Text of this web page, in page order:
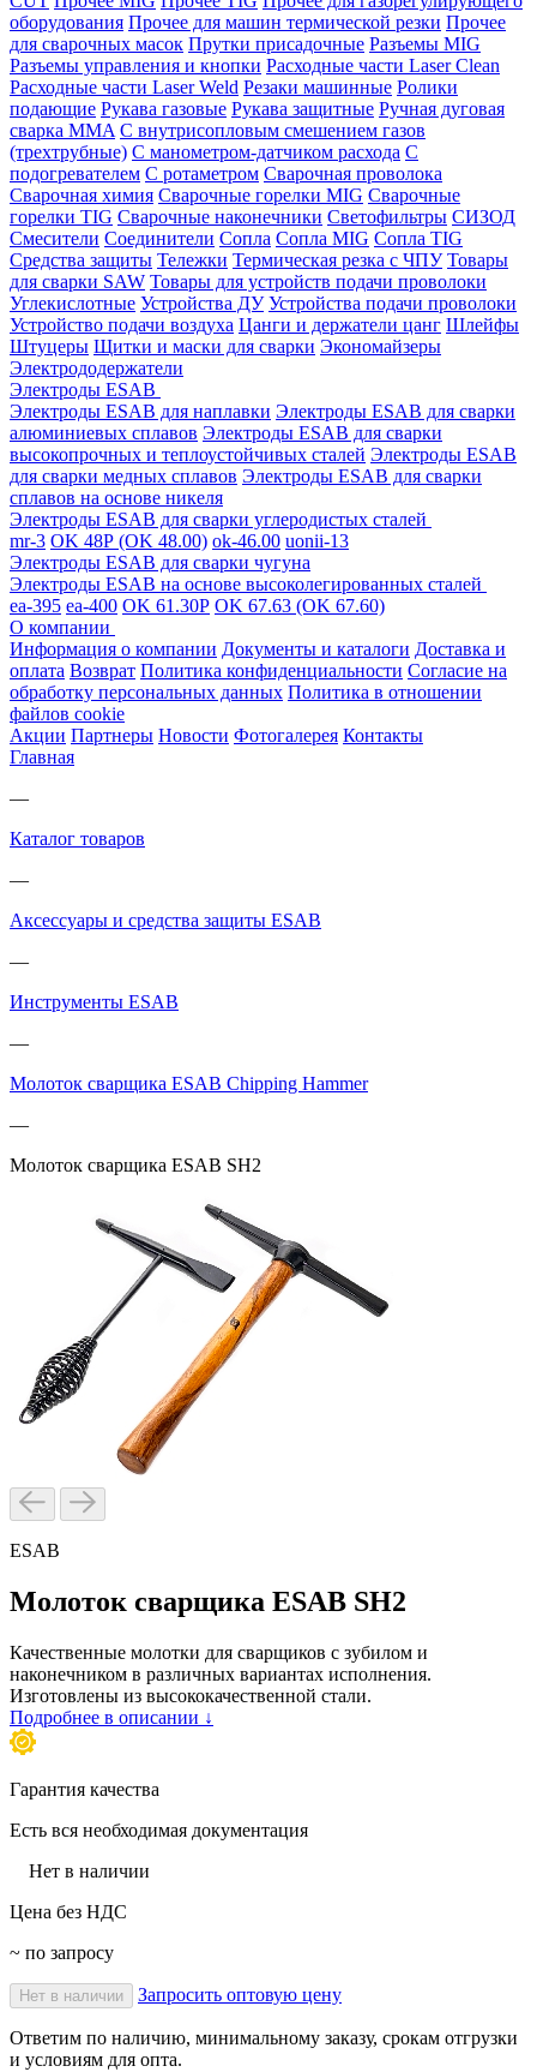
оборудования Прочее для машин термической резки Прочее
для сварочных масок Прутки присадочные Разъемы MIG
Разъемы управления и кнопки Расходные части Laser Clean
Расходные части Laser Weld Резаки машинные Ролики
подающие Рукава газовые Рукава защитные Ручная дуговая
сварка MMA С внутрисопловым смешением газов
(трехтрубные) С манометром-датчиком расхода С
подогревателем С ротаметром Сварочная проволока
Сварочная химия Сварочные горелки MIG Сварочные
горелки TIG Сварочные наконечники Светофильтры СИЗОД
Смесители Соединители Сопла Сопла MIG Сопла TIG
Средства защиты Тележки Термическая резка с ЧПУ Товары
для сварки SAW Товары для устройств подачи проволоки
Углекислотные Устройства ДУ Устройства подачи проволоки
Устройство подачи воздуха Цанги и держатели цанг Шлейфы
Штуцеры Щитки и маски для сварки Экономайзеры
Электрододержатели
Электроды ESAB
Электроды ESAB для наплавки Электроды ESAB для сварки
алюминиевых сплавов Электроды ESAB для сварки
высокопрочных и теплоустойчивых сталей Электроды ESAB
для сварки медных сплавов Электроды ESAB для сварки
сплавов на основе никеля
Электроды ESAB для сварки углеродистых сталей
mr-3 OK 48Р (OK 48.00) ok-46.00 uonii-13
Электроды ESAB для сварки чугуна
Электроды ESAB на основе высоколегированных сталей
ea-395 ea-400 OK 61.30Р OK 67.63 (OK 67.60)
О компании
Информация о компании Документы и каталоги Доставка и
оплата Возврат Политика конфиденциальности Согласие на
обработку персональных данных Политика в отношении
файлов cookie
Акции Партнеры Новости Фотогалерея Контакты
Главная
—
Каталог товаров
—
Аксессуары и средства защиты ESAB
—
Инструменты ESAB
—
Молоток сварщика ESAB Chipping Hammer
—
Молоток сварщика ESAB SH2
ESAB
Молоток сварщика ESAB SH2
Качественные молотки для сварщиков с зубилом и
наконечником в различных вариантах исполнения.
Изготовлены из высококачественной стали.
Подробнее в описании ↓
Гарантия качества
Есть вся необходимая документация
Нет в наличии
Цена без НДС
~ по запросу
Нет в наличии Запросить оптовую цену
Ответим по наличию, минимальному заказу, срокам отгрузки
и условиям для опта.